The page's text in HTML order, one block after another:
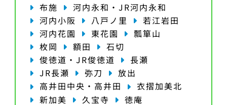
布施
河内永和・JR河内永和
河内小阪
八戸ノ里
若江岩田
河内花園
東花園
瓢箪山
枚岡
額田
石切
俊徳道・JR俊徳道
長瀬
JR長瀬
弥刀
放出
高井田中央・高井田
衣摺加美北
新加美
久宝寺
徳庵